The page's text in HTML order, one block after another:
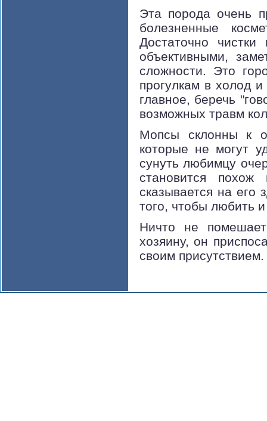
Эта порода очень
болезненные
Достаточно
объективными,
сложности. Это
прогулкам в холод
главное, беречь
возможных травм
Мопсы склонны к
которые не могут
сунуть любимцу
становится
сказывается на его
того, чтобы любить
Ничто не
хозяину, он
своим присутствием.